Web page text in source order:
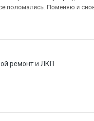
поломались. Поменяю и
ремонт и ЛКП